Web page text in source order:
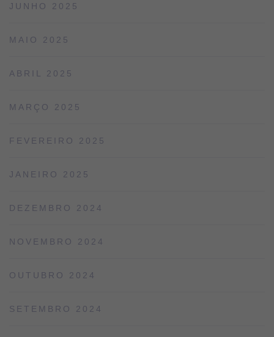
JUNHO 2025
MAIO 2025
ABRIL 2025
MARÇO 2025
FEVEREIRO 2025
JANEIRO 2025
DEZEMBRO 2024
NOVEMBRO 2024
OUTUBRO 2024
SETEMBRO 2024